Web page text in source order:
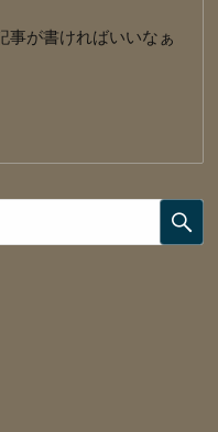
事が書ければいいなぁ